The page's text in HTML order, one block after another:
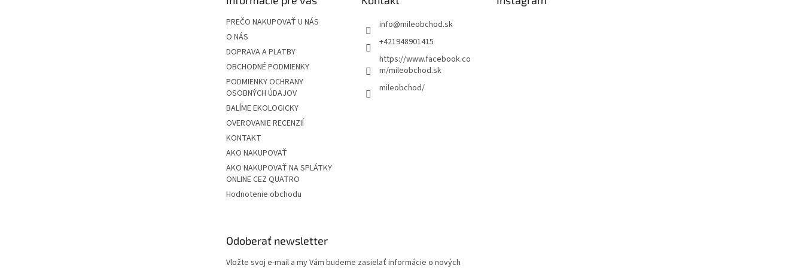
PREČO NAKUPOVAŤ U NÁS
O NÁS
DOPRAVA A PLATBY
OBCHODNÉ PODMIENKY
PODMIENKY OCHRANY
OSOBNÝCH ÚDAJOV
BALÍME EKOLOGICKY
OVEROVANIE RECENZIÍ
KONTAKT
AKO NAKUPOVAŤ
AKO NAKUPOVAŤ NA SPLÁTKY
ONLINE CEZ QUATRO
Hodnotenie obchodu
info@mileobchod.sk
+421948901415
https://www.facebook.co
m/mileobchod.sk
mileobchod/
Odoberať newsletter
Vložte svoj e-mail a my Vám budeme zasielať informácie o nových